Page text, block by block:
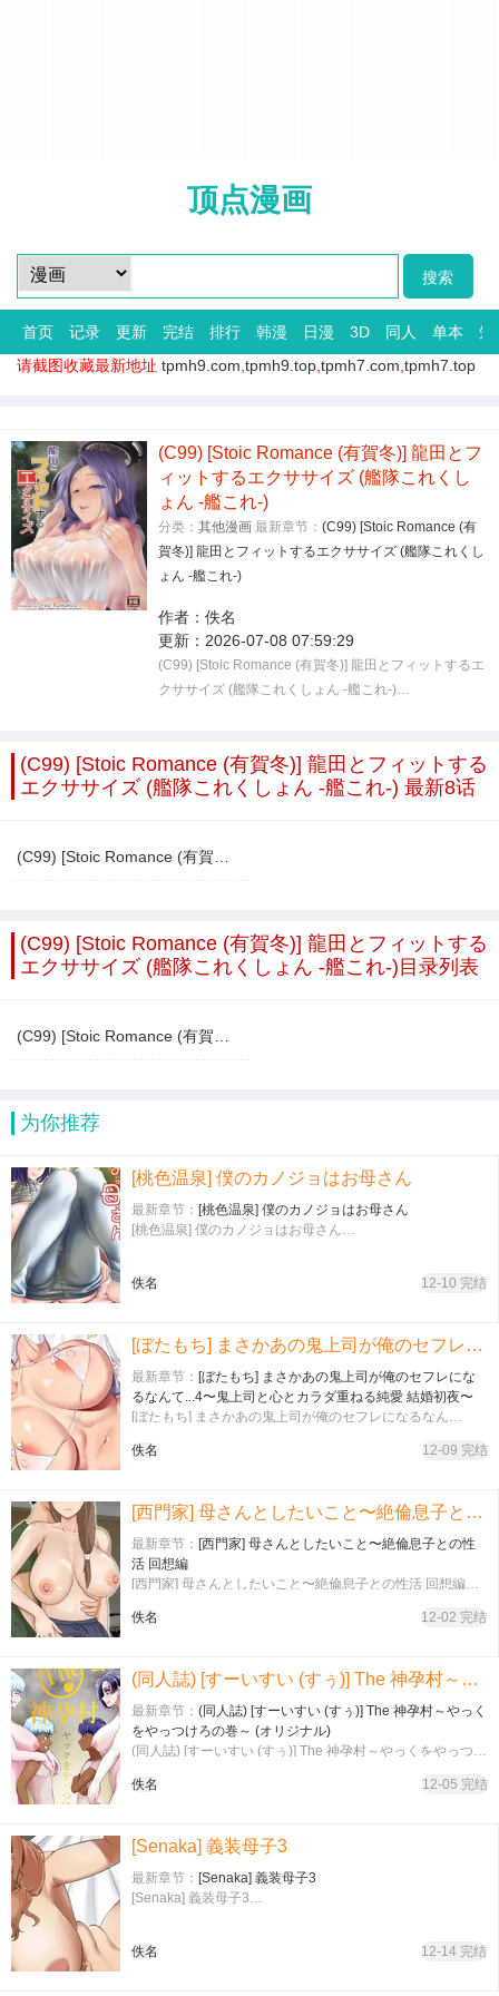
顶点漫画
首页 记录 更新 完结 排行 韩漫 日漫 3D 同人 单本
短
请截图收藏最新地址 tpmh9.com tpmh9.top tpmh7.com tpmh7.top
(C99) [Stoic Romance (有賀冬)] 龍田とフ
ィットするエクササイズ (艦隊これくし
ょん -艦これ-)
分类： 其他漫画 最新章节： (C99) [Stoic Romance (有
賀冬)] 龍田とフィットするエクササイズ (艦隊これくし
ょん -艦これ-)
作者： 佚名
更新： 2026-07-08 07:59:29
(C99) [Stoic Romance (有賀冬)] 龍田とフィットするエ
クササイズ (艦隊これくしょん -艦これ-)…
(C99) [Stoic Romance (有賀冬)] 龍田とフィットする
エクササイズ (艦隊これくしょん -艦これ-) 最新8话
(C99) [Stoic Romance (有賀冬)] 龍田とフィットする
エクササイズ (艦隊これくしょん -艦これ-)目录列表
为你推荐
[桃色温泉] 僕のカノジョはお母さん
最新章节： [桃色温泉] 僕のカノジョはお母さん
[桃色温泉] 僕のカノジョはお母さん…
佚名 12-10 完结
[ぼたもち] まさかあの鬼上司が俺のセフレになるなんて...4〜鬼上司と心とカラダ重ねる純愛 結婚初夜〜
最新章节： [ぼたもち] まさかあの鬼上司が俺のセフレにな
るなんて...4〜鬼上司と心とカラダ重ねる純愛 結婚初夜〜
[ぼたもち] まさかあの鬼上司が俺のセフレになるなん
佚名
12-09 完结
[西門家] 母さんとしたいこと〜絶倫息子との性活 回想編
最新章节： [西門家] 母さんとしたいこと〜絶倫息子との性
活 回想編
[西門家] 母さんとしたいこと〜絶倫息子との性活 回想編…
佚名 12-02 完结
(同人誌) [すーいすい (すぅ)] The 神孕村～やっくをやっつけろの巻～ (オリジナル)
最新章节： (同人誌) [すーいすい (すぅ)] The 神孕村～やっく
をやっつけろの巻～ (オリジナル)
(同人誌) [すーいすい (すぅ)] The 神孕村～やっくをやっつけ
佚名
12-05 完结
[Senaka] 義装母子3
最新章节： [Senaka] 義装母子3
[Senaka] 義装母子3…
佚名 12-14 完结